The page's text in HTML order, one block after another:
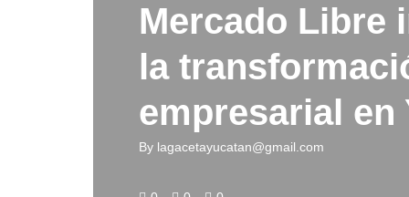
Mercado Libre
la
empresarial en
By lagacetayucatan@gmail.com